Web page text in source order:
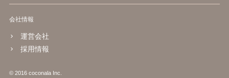
会社情報
運営会社
採用情報
© 2016 coconala Inc.